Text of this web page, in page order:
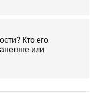
Кто его
или